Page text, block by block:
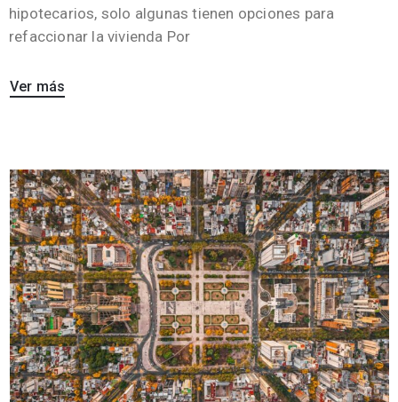
hipotecarios, solo algunas tienen opciones para
refaccionar la vivienda Por
Ver más